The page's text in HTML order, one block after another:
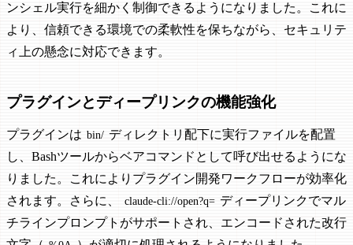
ンシェル実行を細かく制御できるようになりました。これに
より、信頼できる環境での柔軟性を保ちながら、セキュリテ
ィ上の懸念に対応できます。
プラグインとディープリンクの機能強化
プラグインは bin/ ディレクトリ配下に実行ファイルを配置
し、Bashツールからベアコマンドとして呼び出せるようにな
りました。これによりプラグイン開発ワークフローが効率化
されます。さらに、
claude-cli://open?q= ディープリンクでマル
チラインプロンプトがサポートされ、エンコードされた改行